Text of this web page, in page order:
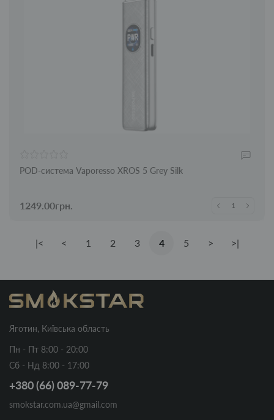
POD-система Vaporesso XROS 5 Grey Silk
1249.00грн.
|< < 1 2 3 4 5 > >|
Яготин, Київська область
Пн - Пт 8:00 - 20:00
Сб - Нд 8:00 - 17:00
+380 (66) 089-77-79
smokstar.com.ua@gmail.com